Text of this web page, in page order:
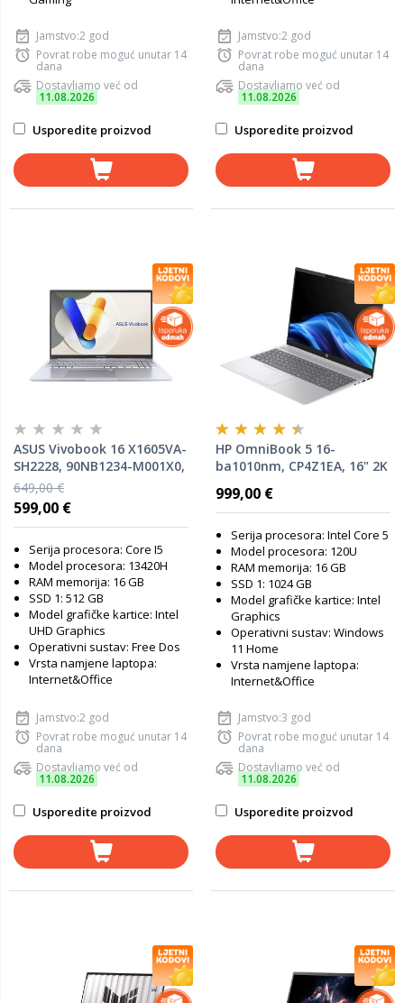
Jamstvo:2 god
Povrat robe moguć unutar 14
dana
Dostavljamo već od
11.08.2026
Usporedite proizvod
Jamstvo:2 god
Povrat robe moguć unutar 14
dana
Dostavljamo već od
11.08.2026
Usporedite proizvod
ASUS Vivobook 16 X1605VA-
SH2228, 90NB1234-M001X0,
16" FHD OLED, Intel Core i5-
13420U, 16GB RAM, 512GB
SSD, Intel UHD Graphics,
649,00 €
599,00 €
Serija procesora: Core I5
Model procesora: 13420H
RAM memorija: 16 GB
SSD 1: 512 GB
Model grafičke kartice: Intel
UHD Graphics
Operativni sustav: Free Dos
Vrsta namjene laptopa:
Internet&Office
Jamstvo:2 god
Povrat robe moguć unutar 14
dana
Dostavljamo već od
11.08.2026
Usporedite proizvod
HP OmniBook 5 16-
ba1010nm, CP4Z1EA, 16" 2K
16GB RAM, 1TB SSD, Intel
Graphics, Windows 11
Home, laptop
999,00 €
Serija procesora: Intel Core 5
Model procesora: 120U
RAM memorija: 16 GB
SSD 1: 1024 GB
Model grafičke kartice: Intel
Graphics
Operativni sustav: Windows
11 Home
Vrsta namjene laptopa:
Internet&Office
Jamstvo:3 god
Povrat robe moguć unutar 14
dana
Dostavljamo već od
11.08.2026
Usporedite proizvod